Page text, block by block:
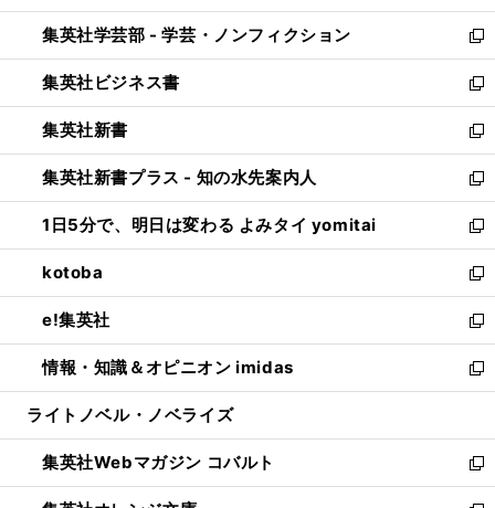
開
く
ウ
で
開
く
ン
ド
ウ
で
開
く
ウ
ィ
ン
ド
ウ
で
開
く
集英社学芸部 - 学芸・ノンフィクション
新
し
い
ウ
ィ
ン
ド
ウ
で
開
く
集英社ビジネス書
新
し
い
ウ
ィ
ン
ド
ウ
で
開
く
集英社新書
新
し
い
ウ
ィ
ン
ド
ウ
で
開
く
集英社新書プラス - 知の水先案内人
新
し
い
ウ
ィ
ン
ド
ウ
で
開
1日5分で、明日は変わる よみタイ yomitai
新
し
い
ウ
ィ
ン
ド
ウ
開
く
kotoba
新
し
い
ウ
ィ
ン
ウ
で
開
e!集英社
新
し
い
ウ
ン
ド
ウ
情報・知識＆オピニオン imidas
新
し
ウ
ィ
ン
ライトノベル・ノベライズ
集英社Webマガジン コバルト
新
し